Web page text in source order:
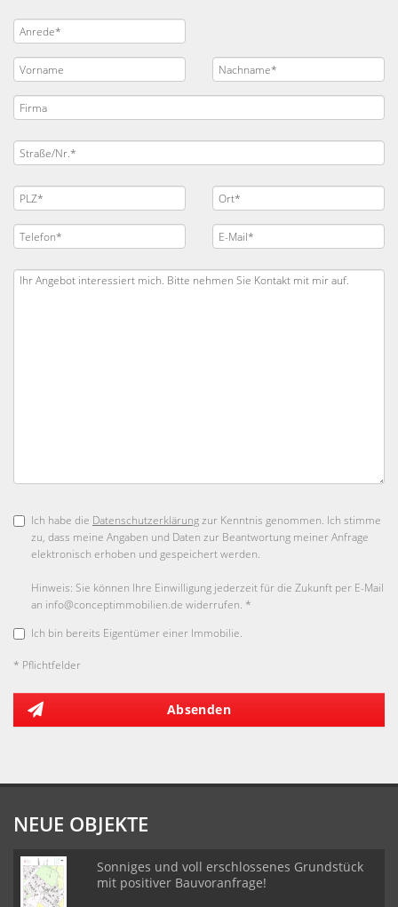
Ich habe die Datenschutzerklärungzur Kenntnis genommen. Ich stimme
zu, dass meine Angaben und Daten zur Beantwortung meiner Anfrage
elektronisch erhoben und gespeichert werden.
Hinweis: Sie können Ihre Einwilligung jederzeit für die Zukunft per E-Mail
an info@conceptimmobilien.de widerrufen. *
Ich bin bereits Eigentümer einer Immobilie.
* Pflichtfelder
Absenden
NEUE OBJEKTE
Sonniges und voll erschlossenes Grundstück
mit positiver Bauvoranfrage!